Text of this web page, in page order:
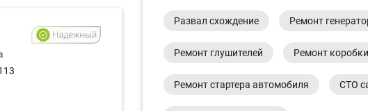
Развал схождение Ремонт
Ремонт глушителей Ремонт
Ремонт стартера автомобиля СТО